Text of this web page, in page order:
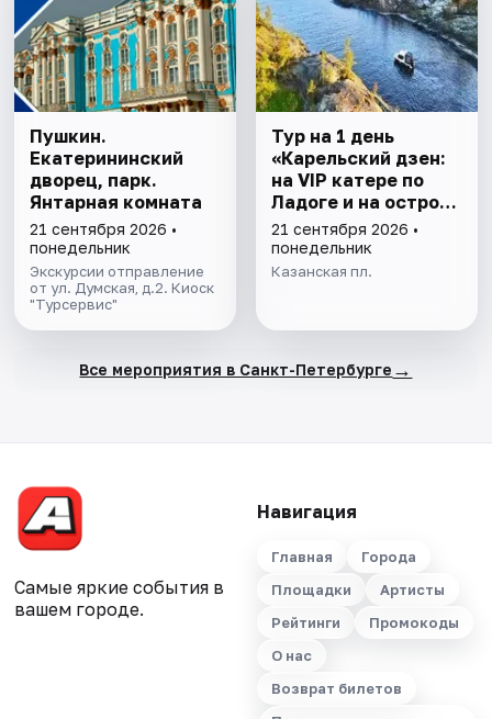
Пушкин.
Екатерининский
дворец, парк.
Янтарная комната
21 сентября 2026 •
понедельник
Экскурсии отправление
от ул. Думская, д.2. Киоск
"Турсервис"
Тур на 1 день
«Карельский дзен:
на VIP катере по
Ладоге и на остров
Валаам»
21 сентября 2026 •
понедельник
Казанская пл.
Все мероприятия в Санкт-Петербурге →
Самые яркие события в
вашем городе.
Навигация
Главная
Города
Площадки
Артисты
Рейтинги
Промокоды
О нас
Возврат билетов